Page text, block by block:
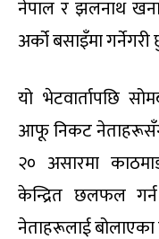
खनालको
विस्थापित गर्नेगरी
हुनुपर्ने बताएका थिए
नेपाल र झलनाथ
अर्को बसाइँमा
यो भेटवार्तापछि